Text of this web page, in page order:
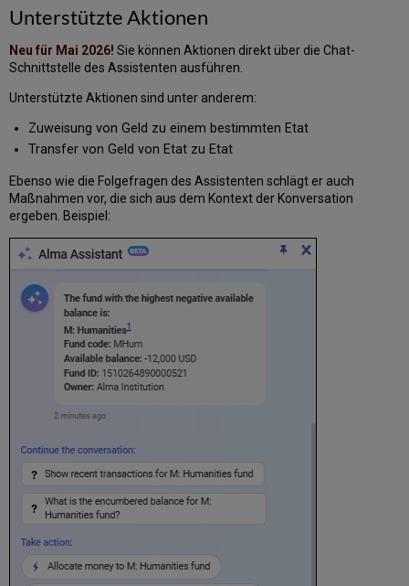
Unterstützte Aktionen
Neu für Mai 2026! Sie können Aktionen direkt über die Chat-
Schnittstelle des Assistenten ausführen.
Unterstützte Aktionen sind unter anderem:
Zuweisung von Geld zu einem bestimmten Etat
Transfer von Geld von Etat zu Etat
Ebenso wie die Folgefragen des Assistenten schlägt er auch
Maßnahmen vor, die sich aus dem Kontext der Konversation
ergeben. Beispiel: